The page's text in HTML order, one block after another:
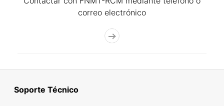
correo electrónico
Soporte Técnico